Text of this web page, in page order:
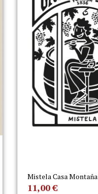
Mistela Casa Montaña
11,00€